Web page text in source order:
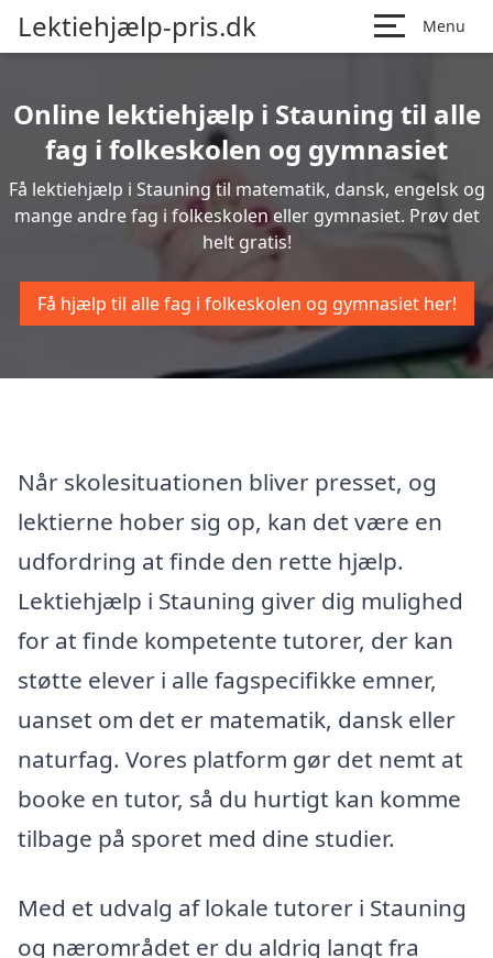
Lektiehjælp-pris.dk Menu
Online lektiehjælp i Stauning til alle
fag i folkeskolen og gymnasiet
Få lektiehjælp i Stauning til matematik, dansk, engelsk og
mange andre fag i folkeskolen eller gymnasiet. Prøv det
helt gratis!
Få hjælp til alle fag i folkeskolen og gymnasiet her!
Når skolesituationen bliver presset, og
lektierne hober sig op, kan det være en
udfordring at finde den rette hjælp.
Lektiehjælp i Stauning giver dig mulighed
for at finde kompetente tutorer, der kan
støtte elever i alle fagspecifikke emner,
uanset om det er matematik, dansk eller
naturfag. Vores platform gør det nemt at
booke en tutor, så du hurtigt kan komme
tilbage på sporet med dine studier.
Med et udvalg af lokale tutorer i Stauning
og nærområdet er du aldrig langt fra